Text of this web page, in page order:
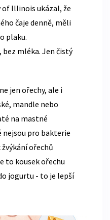
of Illinois ukázal, že
čaje denně, měli
plaku.
bez mléka. Jen čistý
jen ořechy, ale i
mandle nebo
na mastné
nejsou pro bakterie
ořechů
to kousek ořechu
jogurtu - to je lepší